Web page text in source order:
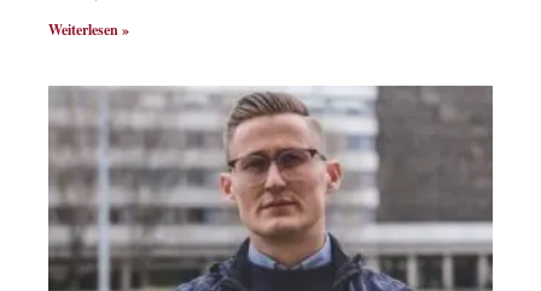
Weiterlesen »